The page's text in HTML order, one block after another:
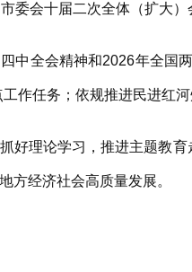
会十届二次全体（扩大）
全会精神和2026年全国两
作任务；依规推进民进红
理论学习，推进主题教育
方经济社会高质量发展。